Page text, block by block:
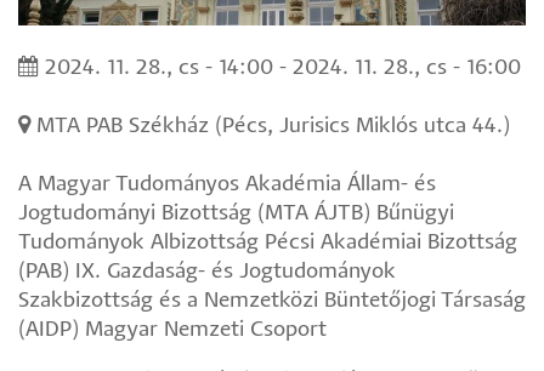
2024. 11. 28., cs - 14:00 - 2024. 11. 28., cs - 16:00
MTA PAB Székház (Pécs, Jurisics Miklós utca 44.)
A Magyar Tudományos Akadémia Állam- és
Jogtudományi Bizottság (MTA ÁJTB) Bűnügyi
Tudományok Albizottság Pécsi Akadémiai Bizottság
(PAB) IX. Gazdaság- és Jogtudományok
Szakbizottság és a Nemzetközi Büntetőjogi Társaság
(AIDP) Magyar Nemzeti Csoport